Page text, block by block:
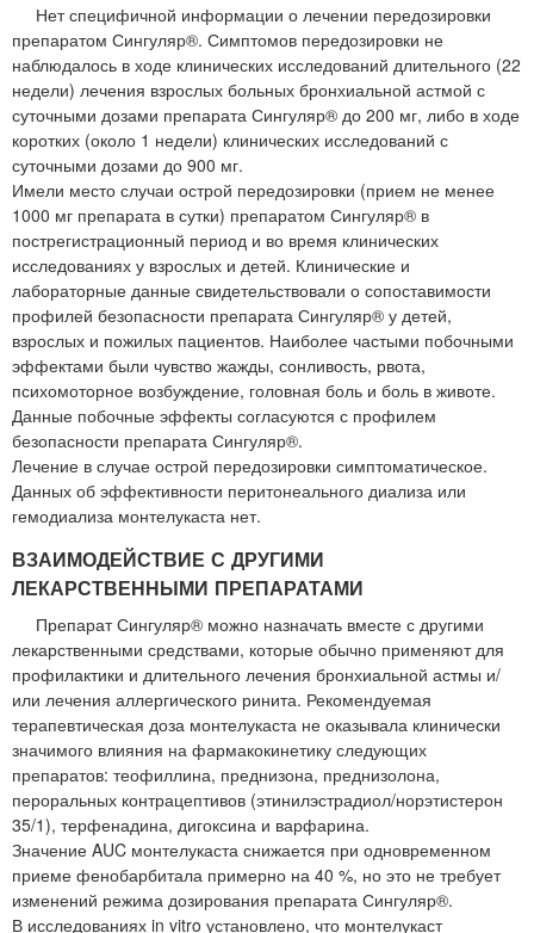
Нет специфичной информации о лечении передозировки
препаратом Сингуляр®. Симптомов передозировки не
наблюдалось в ходе клинических исследований длительного (22
недели) лечения взрослых больных бронхиальной астмой с
суточными дозами препарата Сингуляр® до 200 мг, либо в ходе
коротких (около 1 недели) клинических исследований с
суточными дозами до 900 мг.
Имели место случаи острой передозировки (прием не менее
1000 мг препарата в сутки) препаратом Сингуляр® в
пострегистрационный период и во время клинических
исследованиях у взрослых и детей. Клинические и
лабораторные данные свидетельствовали о сопоставимости
профилей безопасности препарата Сингуляр® у детей,
взрослых и пожилых пациентов. Наиболее частыми побочными
эффектами были чувство жажды, сонливость, рвота,
психомоторное возбуждение, головная боль и боль в животе.
Данные побочные эффекты согласуются с профилем
безопасности препарата Сингуляр®.
Лечение в случае острой передозировки симптоматическое.
Данных об эффективности перитонеального диализа или
гемодиализа монтелукаста нет.
ВЗАИМОДЕЙСТВИЕ С ДРУГИМИ
ЛЕКАРСТВЕННЫМИ ПРЕПАРАТАМИ
Препарат Сингуляр® можно назначать вместе с другими
лекарственными средствами, которые обычно применяют для
профилактики и длительного лечения бронхиальной астмы и/
или лечения аллергического ринита. Рекомендуемая
терапевтическая доза монтелукаста не оказывала клинически
значимого влияния на фармакокинетику следующих
препаратов: теофиллина, преднизона, преднизолона,
пероральных контрацептивов (этинилэстрадиол/норэтистерон
35/1), терфенадина, дигоксина и варфарина.
Значение AUC монтелукаста снижается при одновременном
приеме фенобарбитала примерно на 40 %, но это не требует
изменений режима дозирования препарата Сингуляр®.
В исследованиях in vitro установлено, что монтелукаст